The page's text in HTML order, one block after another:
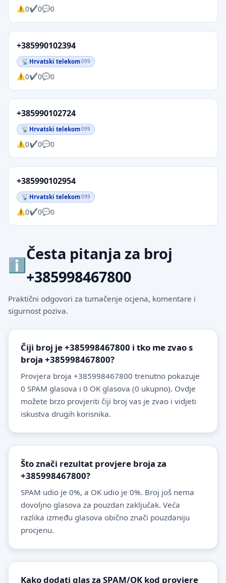
0 0 0
+385990102394
Hrvatski telekom099
0 0 0
+385990102724
Hrvatski telekom099
0 0 0
+385990102954
Hrvatski telekom099
0 0 0
Česta pitanja za broj
+385998467800
Praktični odgovori za tumačenje ocjena, komentare i
sigurnost poziva.
Čiji broj je +385998467800 i tko me zvao s
broja +385998467800?
Provjera broja +385998467800 trenutno pokazuje
0 SPAM glasova i 0 OK glasova (0 ukupno). Ovdje
možete brzo provjeriti čiji broj vas je zvao i vidjeti
iskustva drugih korisnika.
Što znači rezultat provjere broja za
+385998467800?
SPAM udio je 0%, a OK udio je 0%. Broj još nema
dovoljno glasova za pouzdan zaključak. Veća
razlika između glasova obično znači pouzdaniju
procjenu.
Kako dodati glas za SPAM/OK kod provjere